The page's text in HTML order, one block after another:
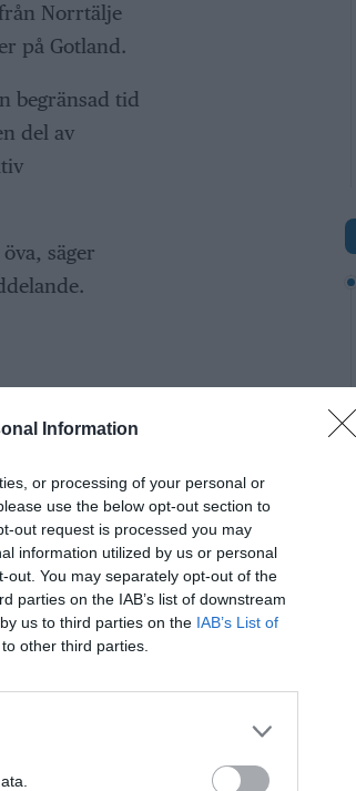
Information
or processing of your personal or
use the below opt-out section to
out request is processed you may
information utilized by us or personal
You may separately opt-out of the
parties on the IAB’s list of downstream
us to third parties on the IAB’s List of
other third parties.
Norrtälje
på Gotland.
begränsad tid
del av
säger
i landet
resurs inom
både land
av fyra